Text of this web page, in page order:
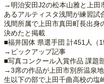
→明治安田J2の松本山雅と上田
あるアルティスタ浅間が練習試
浅間所属で上田市真田町長出身
決めたと掲載
■福井国体 県選手団 計451人（
→ピックアップ記事
■写真コンクール入賞作品 課題
→3席の作品が上田市別所温泉
生以下の部で上田千曲高校の塩